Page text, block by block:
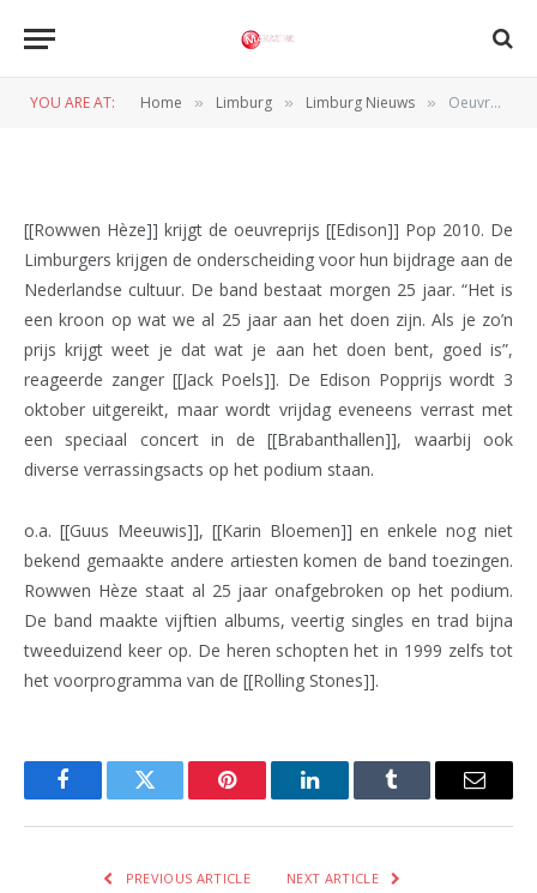
YOU ARE AT: Home » Limburg » Limburg Nieuws » Oeuvreprijs voor Rowwen Hèze
Oeuvreprijs voor Rowwen
[[Rowwen Hèze]] krijgt de oeuvreprijs [[Edison]] Pop 2010. De
Limburgers krijgen de onderscheiding voor hun bijdrage aan de
Nederlandse cultuur. De band bestaat morgen 25 jaar. “Het is
een kroon op wat we al 25 jaar aan het doen zijn. Als je zo’n
prijs krijgt weet je dat wat je aan het doen bent, goed is”,
reageerde zanger [[Jack Poels]]. De Edison Popprijs wordt 3
oktober uitgereikt, maar wordt vrijdag eveneens verrast met
een speciaal concert in de [[Brabanthallen]], waarbij ook
diverse verrassingsacts op het podium staan.
o.a. [[Guus Meeuwis]], [[Karin Bloemen]] en enkele nog niet
bekend gemaakte andere artiesten komen de band toezingen.
Rowwen Hèze staat al 25 jaar onafgebroken op het podium.
De band maakte vijftien albums, veertig singles en trad bijna
tweeduizend keer op. De heren schopten het in 1999 zelfs tot
het voorprogramma van de [[Rolling Stones]].
FacebookTwitter Pinterest LinkedInTumblr Email
PREVIOUS ARTICLE NEXT ARTICLE